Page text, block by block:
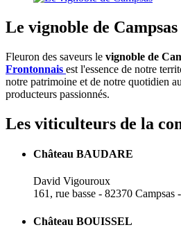
Le vignoble de Campsas
Fleuron des saveurs le vignoble de
Frontonnais est l'essence de notre
notre patrimoine et de notre quotidien
producteurs passionnés.
Les viticulteurs de la
Château BAUDARE
David Vigouroux
161, rue basse - 82370
Château BOUISSEL